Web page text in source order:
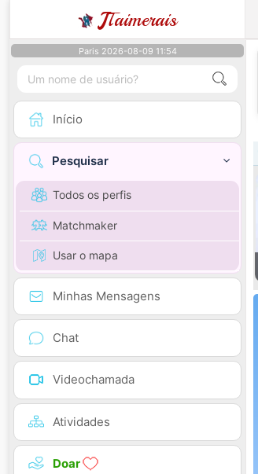
JTaimerais
Paris 2026-08-09 11:54
Início
Pesquisar
Todos os perfis
Matchmaker
Usar o mapa
Minhas Mensagens
Chat
Videochamada
Atividades
Doar